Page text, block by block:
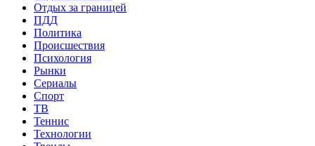
Отдых за границей
ПДД
Политика
Происшествия
Психология
Рынки
Сериалы
Спорт
ТВ
Теннис
Технологии